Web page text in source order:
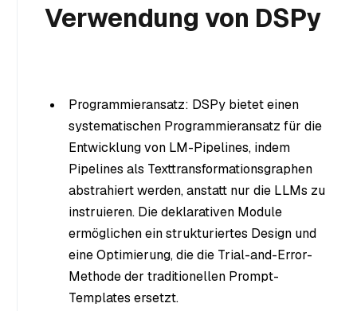
Verwendung von DSPy
Programmieransatz: DSPy bietet einen
systematischen Programmieransatz für die
Entwicklung von LM-Pipelines, indem
Pipelines als Texttransformationsgraphen
abstrahiert werden, anstatt nur die LLMs zu
instruieren. Die deklarativen Module
ermöglichen ein strukturiertes Design und
eine Optimierung, die die Trial-and-Error-
Methode der traditionellen Prompt-
Templates ersetzt.